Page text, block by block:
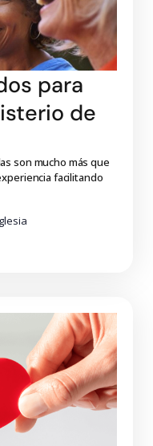
para
de
son mucho más que
facilitando